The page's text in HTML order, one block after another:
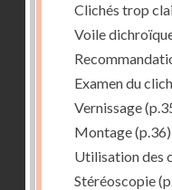
Clichés trop
Voile
Examen du
Vernissage
Montage(p.36)
Utilisation des
Stéréoscopie